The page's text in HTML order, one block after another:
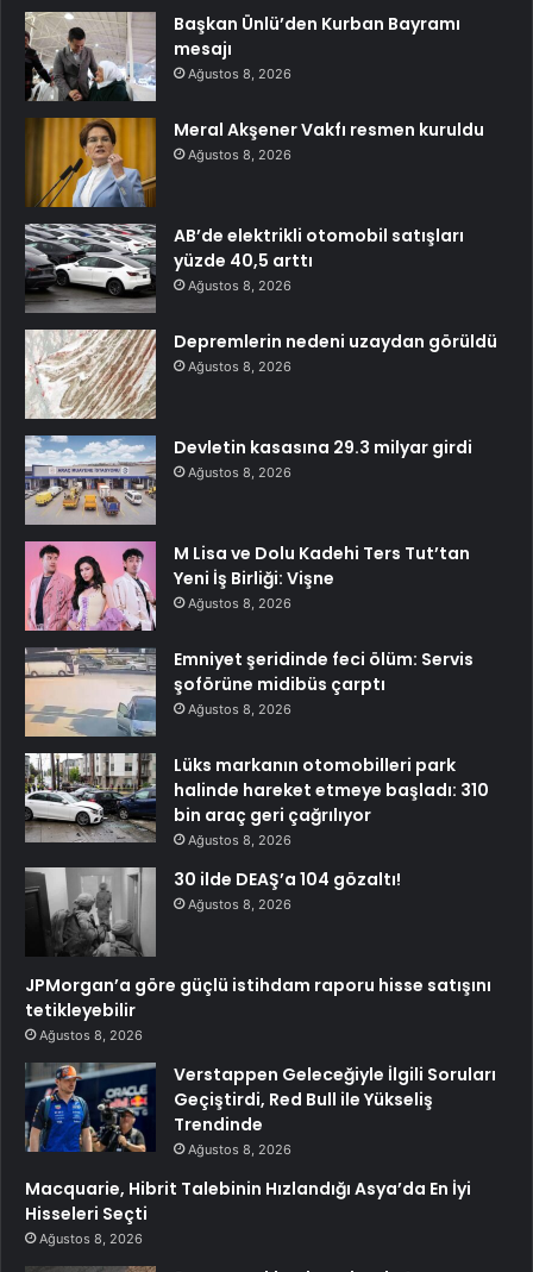
Başkan Ünlü’den Kurban Bayramı
mesajı
Ağustos 8, 2026
Meral Akşener Vakfı resmen kuruldu
Ağustos 8, 2026
AB’de elektrikli otomobil satışları
yüzde 40,5 arttı
Ağustos 8, 2026
Depremlerin nedeni uzaydan görüldü
Ağustos 8, 2026
Devletin kasasına 29.3 milyar girdi
Ağustos 8, 2026
M Lisa ve Dolu Kadehi Ters Tut’tan
Yeni İş Birliği: Vişne
Ağustos 8, 2026
Emniyet şeridinde feci ölüm: Servis
şoförüne midibüs çarptı
Ağustos 8, 2026
Lüks markanın otomobilleri park
halinde hareket etmeye başladı: 310
bin araç geri çağrılıyor
Ağustos 8, 2026
30 ilde DEAŞ’a 104 gözaltı!
Ağustos 8, 2026
JPMorgan’a göre güçlü istihdam raporu hisse satışını
tetikleyebilir
Ağustos 8, 2026
Verstappen Geleceğiyle İlgili Soruları
Geçiştirdi, Red Bull ile Yükseliş
Trendinde
Ağustos 8, 2026
Macquarie, Hibrit Talebinin Hızlandığı Asya’da En İyi
Hisseleri Seçti
Ağustos 8, 2026